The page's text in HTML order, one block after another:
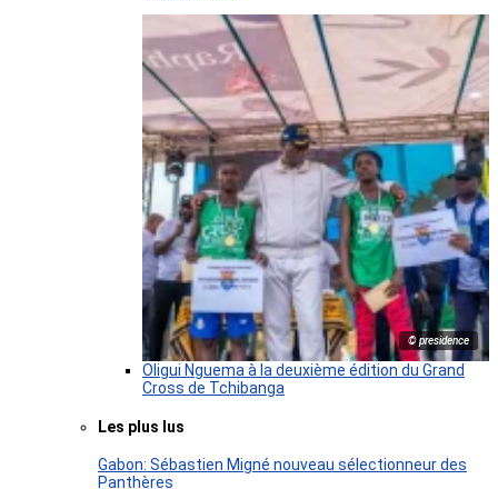
© presidence
Oligui Nguema à la deuxième édition du Grand
Cross de Tchibanga
Les plus lus
Gabon: Sébastien Migné nouveau sélectionneur des
Panthères